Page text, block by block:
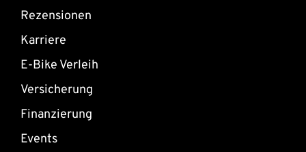
Rezensionen
Karriere
E-Bike Verleih
Versicherung
Finanzierung
Events